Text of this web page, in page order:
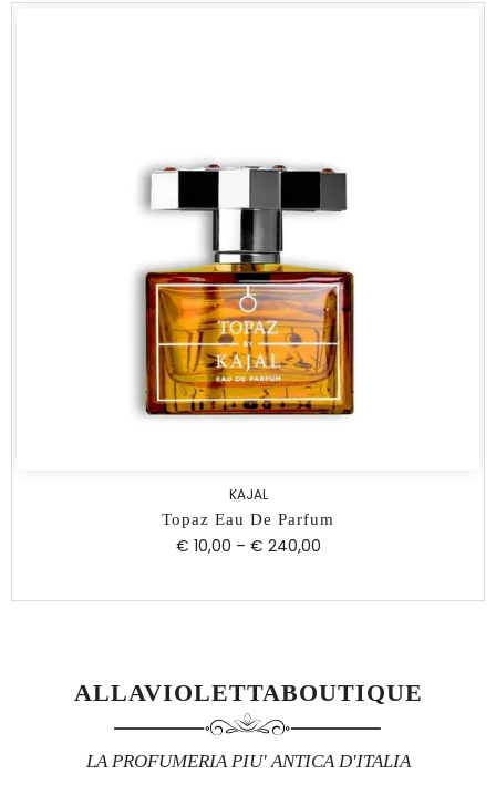
KAJAL
Topaz Eau De Parfum
€ 10,00 – € 240,00
ALLAVIOLETTABOUTIQUE
LA PROFUMERIA PIU' ANTICA D'ITALIA